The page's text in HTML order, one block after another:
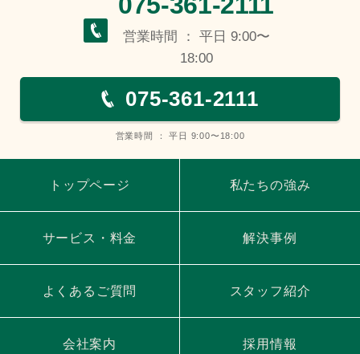
営業時間 ： 平日 9:00〜
18:00
075-361-2111
営業時間 ： 平日 9:00〜18:00
トップページ 私たちの強み
サービス・料金 解決事例
よくあるご質問 スタッフ紹介
会社案内 採用情報